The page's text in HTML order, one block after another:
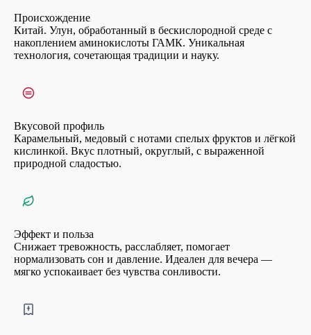
Происхождение
Китай. Улун, обработанный в бескислородной среде с
накоплением аминокислоты ГАМК. Уникальная
технология, сочетающая традиции и науку.
Вкусовой профиль
Карамельный, медовый с нотами спелых фруктов и лёгкой
кислинкой. Вкус плотный, округлый, с выраженной
природной сладостью.
Эффект и польза
Снижает тревожность, расслабляет, помогает
нормализовать сон и давление. Идеален для вечера —
мягко успокаивает без чувства сонливости.